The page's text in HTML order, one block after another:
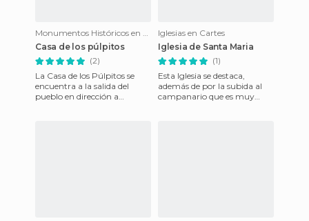
Monumentos Históricos en Cartes
Casa de los púlpitos
(2)
La Casa de los Púlpitos se
encuentra a la salida del
pueblo en dirección a
Iglesias en Cartes
Iglesia de Santa Maria
(1)
Esta Iglesia se destaca,
además de por la subida al
campanario que es muy